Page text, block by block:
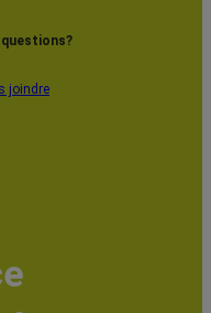
questions?
joindre